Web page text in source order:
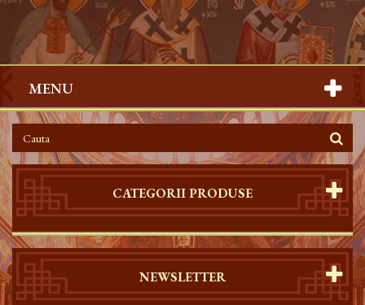
MENU
CATEGORII PRODUSE
NEWSLETTER